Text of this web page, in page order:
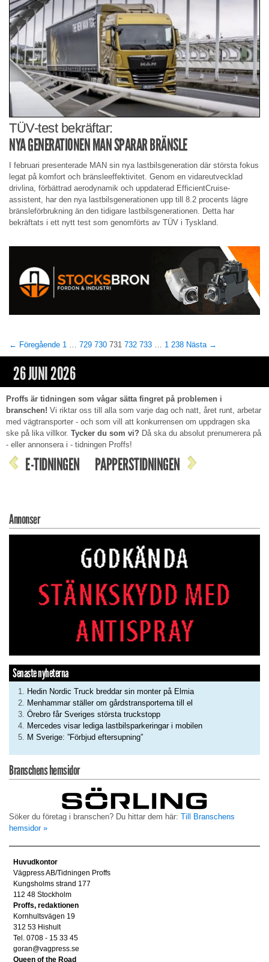
TÜV-test bekräftar:
NYA GENERATIONEN MAN SPARAR BRÄNSLE
I februari presenterade MAN sin nya lastbilsgeneration där största fokus
legat på komfort och bränsleeffektivitet. Genom en vidareutvecklad
drivlina, förbättrad aerodynamik och uppdaterad EfficientCruise-
assistent, har den nya lastbilsgenerationen upp till 8.2 procents lägre
bränsleförbrukning än den tidigare lastbilsgenerationen. Detta har
bekräftats i ett nytt test som genomförts av TÜV i Tyskland.
← Föregående 1 … 729 730 731 732 733 … 1 238 Nästa →
26 JUNI 2026
Proffs är tidningen som vågar sätta fingret på problemen i
branschen! Vi riktar oss till alla som varje dag och natt, året runt, arbetar
med vägtransporter - och som vill att konkurrensen om uppdragen ska
ske på lika villkor. Tycker du som vi? Då ska du absolut prenumerera på
- eller annonsera i - tidningen Proffs!
E-TIDNINGEN PAPPERSTIDNINGEN
Annonser
Senaste nyheterna
Hedin Nordic Truck breddar sin monter på Elmia
Menhammar ställer om gårdstransporterna till el
Örebro får Sveriges största truckstopp
Mercedes visar lediga lastbilsparkeringar i mobilen
M Sverige: ”Förbjud eftersupning”
Branschens hemsidor
Söker du företag i branschen? Du hittar dem här: Till Branschens
hemsidor »
Huvudkontor
Vägpress AB/Tidningen Proffs
Kungsholms strand 177
112 48 Stockholm
Proffs, redaktionen
Kornhultsvägen 19
312 53 Hishult
Tel. 0708 - 15 33 45
goran@vagpress.se
Queen of the Road